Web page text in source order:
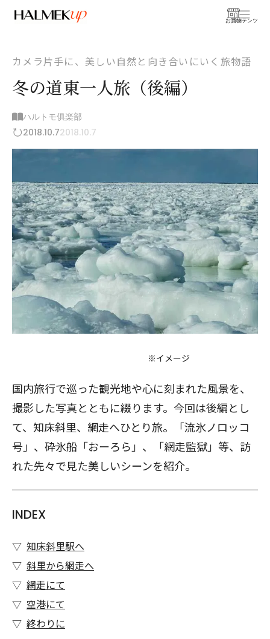
お買物
コンテンツ
カメラ片手に、美しい自然と向き合いにいく旅物語
冬の道東一人旅（後編）
ハルトモ俱楽部
2018.10.72018.10.7
※イメージ
国内旅行で巡った観光地や心に刻まれた風景を、
撮影した写真とともに綴ります。今回は後編とし
て、知床斜里、網走へひとり旅。「流氷ノロッコ
号」、砕氷船「おーろら」、「網走監獄」等、訪
れた先々で見た美しいシーンを紹介。
INDEX
知床斜里駅へ
斜里から網走へ
網走にて
空港にて
終わりに